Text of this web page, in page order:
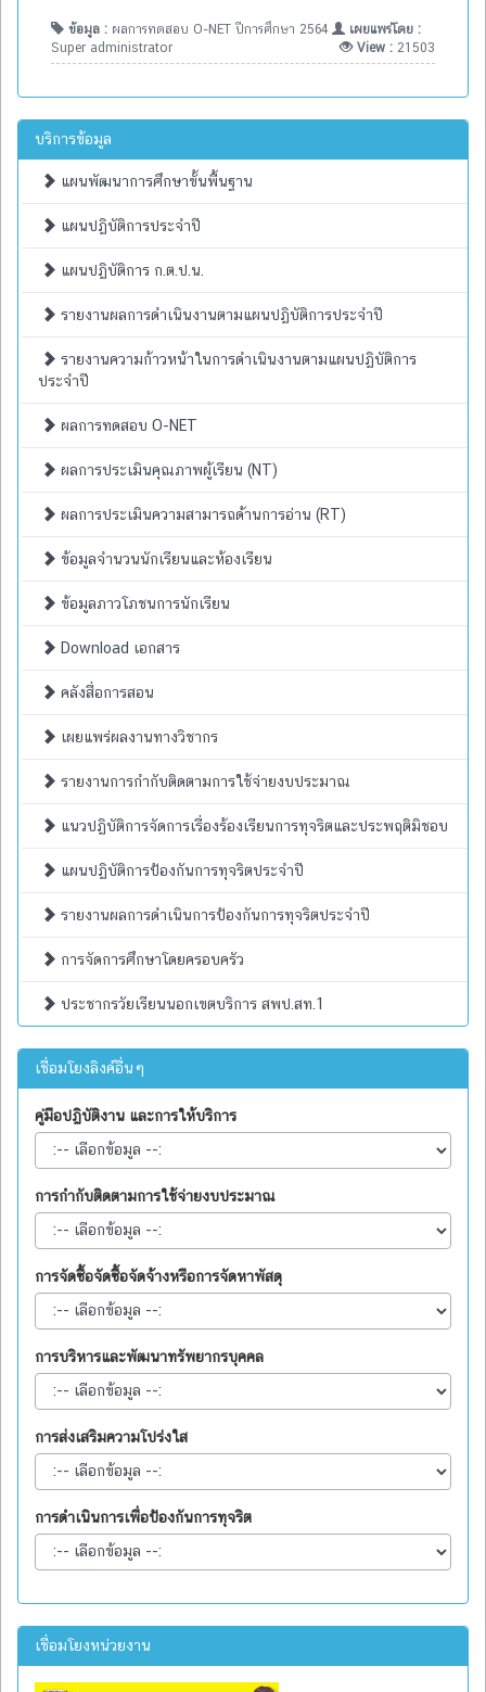
ข้อมูล : ผลการทดสอบ O-NET ปีการศึกษา 2564
เผยแพร่โดย :
Super administrator
View : 21503
บริการข้อมูล
แผนพัฒนาการศึกษาขั้นพื้นฐาน
แผนปฏิบัติการประจำปี
แผนปฏิบัติการ ก.ต.ป.น.
รายงานผลการดำเนินงานตามแผนปฏิบัติการประจำปี
รายงานความก้าวหน้าในการดำเนินงานตามแผนปฏิบัติการ
ประจำปี
ผลการทดสอบ O-NET
ผลการประเมินคุณภาพผู้เรียน (NT)
ผลการประเมินความสามารถด้านการอ่าน (RT)
ข้อมูลจำนวนนักเรียนและห้องเรียน
ข้อมูลภาวโภชนการนักเรียน
Download เอกสาร
คลังสื่อการสอน
เผยแพร่ผลงานทางวิชากร
รายงานการกำกับติดตามการใช้จ่ายงบประมาณ
แนวปฏิบัติการจัดการเรื่องร้องเรียนการทุจริตและประพฤติมิชอบ
แผนปฏิบัติการป้องกันการทุจริตประจำปี
รายงานผลการดำเนินการป้องกันการทุจริตประจำปี
การจัดการศึกษาโดยครอบครัว
ประชากรวัยเรียนนอกเขตบริการ สพป.สท.1
เชื่อมโยงลิงค์อื่นๆ
คู่มือปฏิบัติงาน และการให้บริการ
การกำกับติดตามการใช้จ่ายงบประมาณ
การจัดซื้อจัดซื้อจัดจ้างหรือการจัดหาพัสดุ
การบริหารและพัฒนาทรัพยากรบุคคล
การส่งเสริมความโปร่งใส
การดำเนินการเพื่อป้องกันการทุจริต
เชื่อมโยงหน่วยงาน